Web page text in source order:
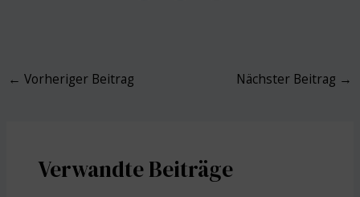
Post
← Vorheriger Beitrag Nächster Beitrag →
Verwandte Beiträge